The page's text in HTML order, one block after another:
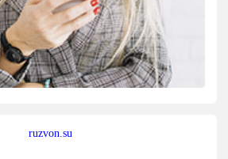
ruzvon.su